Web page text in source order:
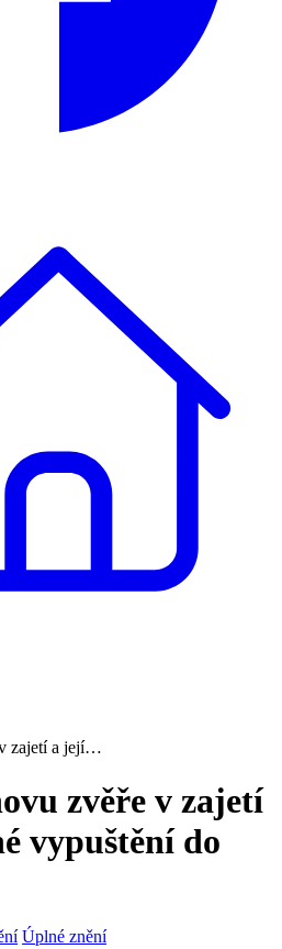
zajetí a její…
zvěře v zajetí
vypuštění do
Úplné znění